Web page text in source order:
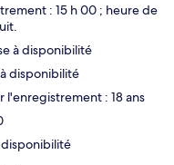
: 15 h 00 ; heure de
à disponibilité
disponibilité
: 18 ans
disponibilité